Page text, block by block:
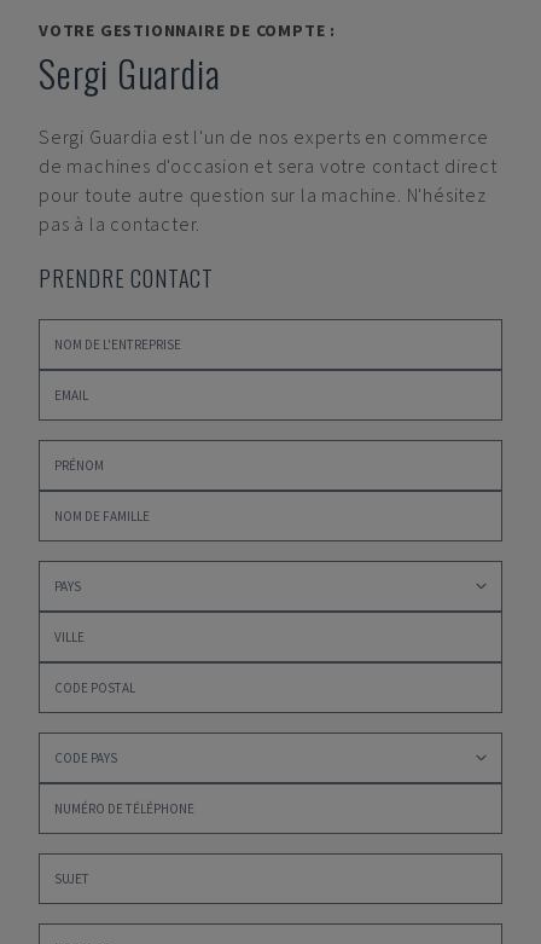
VOTRE GESTIONNAIRE DE COMPTE :
Sergi Guardia
Sergi Guardia est l'un de nos experts en commerce
de machines d'occasion et sera votre contact direct
pour toute autre question sur la machine. N'hésitez
pas à la contacter.
PRENDRE CONTACT